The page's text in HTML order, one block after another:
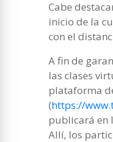
Cabe
inicio de la
con el
A fin de
las clases
plataforma
(https://
publicará en
Allí, los